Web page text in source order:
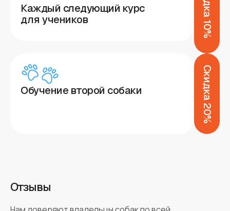
Обучение второй собаки Скидка 20%
Каждый следующий курс
для учеников
Отзывы